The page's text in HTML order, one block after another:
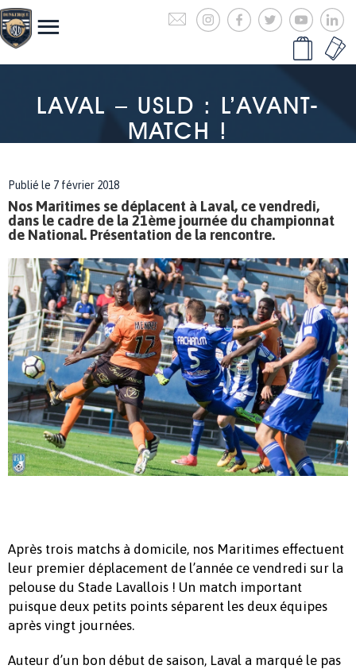
LAVAL – USLD : L’AVANT-
MATCH !
Publié le 7 février 2018
Nos Maritimes se déplacent à Laval, ce vendredi,
dans le cadre de la 21ème journée du championnat
de National. Présentation de la rencontre.
Après trois matchs à domicile, nos Maritimes effectuent
leur premier déplacement de l’année ce vendredi sur la
pelouse du Stade Lavallois ! Un match important
puisque deux petits points séparent les deux équipes
après vingt journées.
Auteur d’un bon début de saison, Laval a marqué le pas